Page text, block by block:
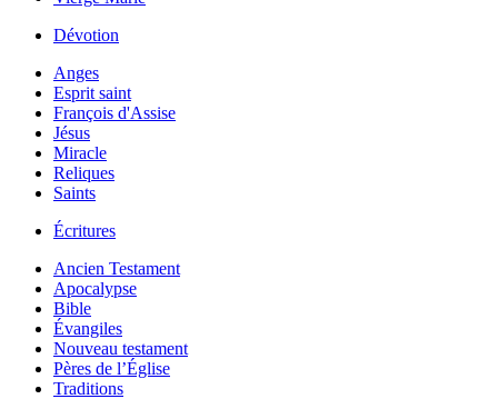
Dévotion
Anges
Esprit saint
François d'Assise
Jésus
Miracle
Reliques
Saints
Écritures
Ancien Testament
Apocalypse
Bible
Évangiles
Nouveau testament
Pères de l’Église
Traditions